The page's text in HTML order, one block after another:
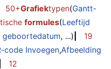
50+Grafiektypen(Gantt-
formules(Leeftijd
geboortedatum, ...)
19
code Invoegen,Afbeelding
12